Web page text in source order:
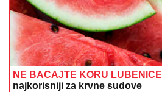
NE BACAJTE KORU LUBENICE
najkorisniji za krvne sudove